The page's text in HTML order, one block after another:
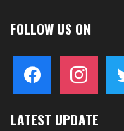
FOLLOW US ON
facebook instagram
LATEST UPDATE